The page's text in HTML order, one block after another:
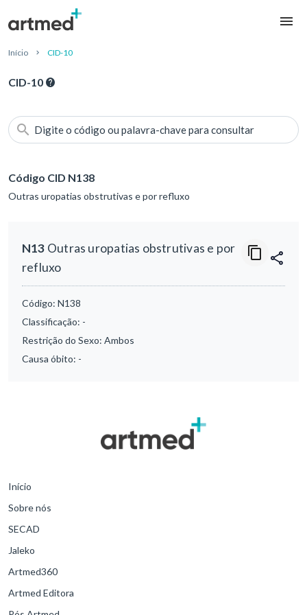
Início CID-10
CID-10
Digite o código ou palavra-chave para consultar
Código CID N138
Outras uropatias obstrutivas e por refluxo
N13 Outras uropatias obstrutivas e por
refluxo
Código: N138
Classificação: -
Restrição do Sexo: Ambos
Causa óbito: -
Início
Sobre nós
SECAD
Jaleko
Artmed360
Artmed Editora